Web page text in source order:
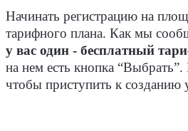
Начинать регистрацию на
тарифного плана. Как мы
у вас один - бесплатный
на нем есть кнопка
чтобы приступить к созданию